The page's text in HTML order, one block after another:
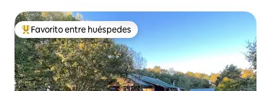
Favorito entre huéspedes preferido
Favorito entre huéspedes